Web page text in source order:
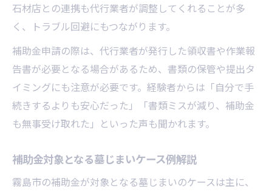
石材店との連携も代行業者が調整してくれることが多
く、トラブル回避にもつながります。
補助金申請の際は、代行業者が発行した領収書や作業報
告書が必要となる場合があるため、書類の保管や提出タ
イミングにも注意が必要です。経験者からは「自分で手
続きするよりも安心だった」「書類ミスが減り、補助金
も無事受け取れた」といった声も聞かれます。
補助金対象となる墓じまいケース例解説
霧島市の補助金が対象となる墓じまいのケースは主に、